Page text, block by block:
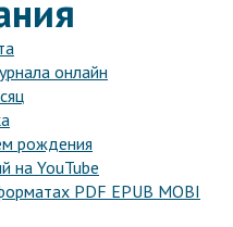
онлайн
рождения
на YouTube
PDF EPUB MOBI